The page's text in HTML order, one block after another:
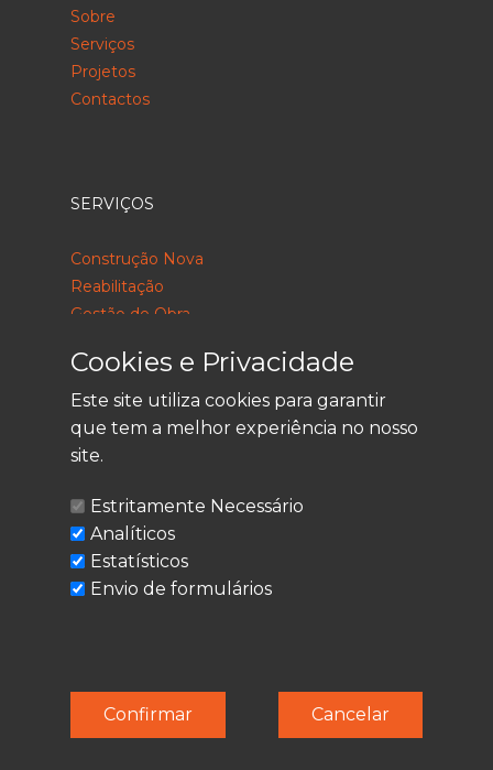
Sobre
Serviços
Projetos
Contactos
SERVIÇOS
Construção Nova
Reabilitação
Gestão de Obra
LEGAL
Política de Privacidade
Termos de Utilização
Cookies
© Techolder. Todos os direitos reservados.
SmashLine
Cookies e Privacidade
Este site utiliza cookies para garantir
que tem a melhor experiência no nosso
site.
Estritamente Necessário
Analíticos
Estatísticos
Envio de formulários
Cancelar
Confirmar